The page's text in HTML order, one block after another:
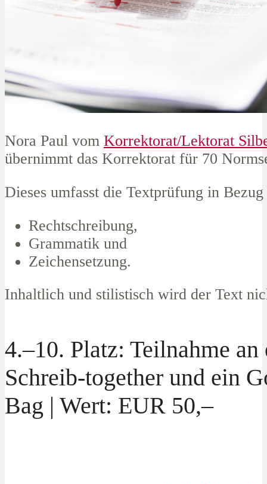
Nora Paul vom Korrektorat/Lektorat
übernimmt das Korrektorat für 70
Dieses umfasst die Textprüfung in
Rechtschreibung,
Grammatik und
Zeichensetzung.
Inhaltlich und stilistisch wird der Text
4.–10. Platz: Teilnahme an
Schreib-together und ein
Bag | Wert: EUR 50,–